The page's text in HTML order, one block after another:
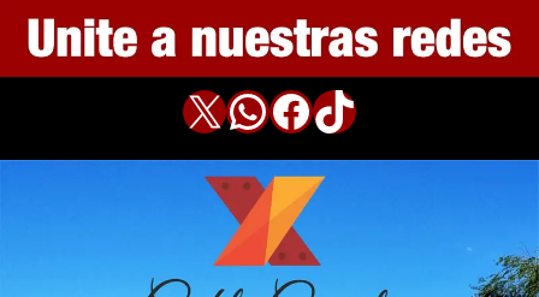
X WhatsApp Facebook TikTok